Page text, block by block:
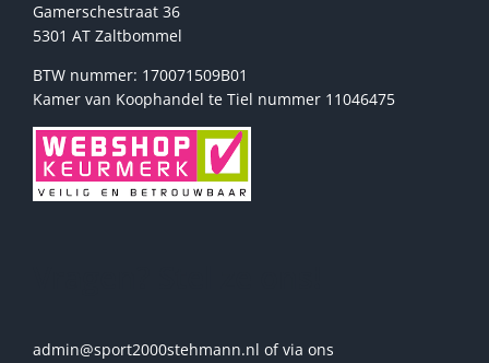
Gamerschestraat 36
5301 AT Zaltbommel
BTW nummer: 170071509B01
Kamer van Koophandel te Tiel nummer 11046475
admin@sport2000stehmann.nl of via ons